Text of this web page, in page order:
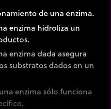
de una enzima.
enzima hidroliza un
enzima dada asegura
substratos dados en un
enzima sólo funciona